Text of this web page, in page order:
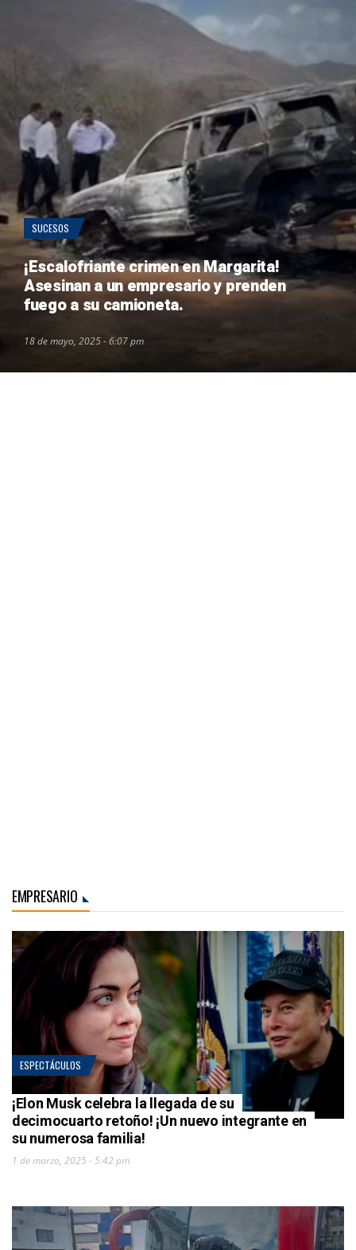
SUCESOS
¡Escalofriante crimen en Margarita!
Asesinan a un empresario y prenden
fuego a su camioneta.
18 de mayo, 2025 - 6:07 pm
EMPRESARIO
ESPECTÁCULOS
¡Elon Musk celebra la llegada de su
decimocuarto retoño! ¡Un nuevo integrante en
su numerosa familia!
1 de marzo, 2025 - 5:42 pm